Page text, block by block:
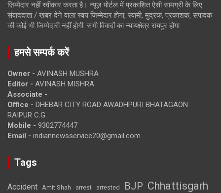
ज़िम्मेदार नहीं स्वीकार करता है। न्यूज़ पोर्टल में प्रकाशित ऐसी सामग्री के लिए
संवाददाता / खबर देने वाला स्वयं जिम्मेदार होगा, स्वामी, मुद्रक, प्रकाशक, संपादक
की कोई भी जिम्मेदारी नहीं होगी. सभी विवादों का न्यायक्षेत्र रायपुर होगा
हमसे सम्पर्क करें
Owner - AVINASH MUSHRA
Editor - AVINASH MISHRA
Associate -
Office - DHEBAR CITY ROAD AWADHPURI BHATAGAON
RAIPUR C.G.
Mobile - 9302774447
Email - indiannewsservice20@gmail.com
Tags
Accident Amit Shah arrest arrested BJP Chhattisgarh